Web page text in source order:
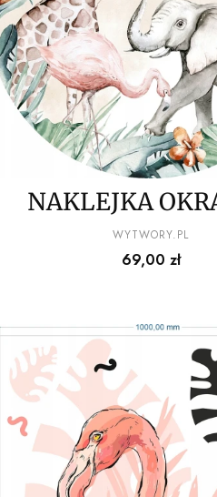
NAKLEJKA
dżungla
PRODUCENT
WYTWORY.PL
Cena
69,00 zł